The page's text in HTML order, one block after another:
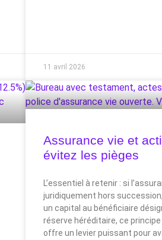
11 avril 2026
Assurance vie et
évitez les pièges
L’essentiel à retenir : si
juridiquement hors
un capital au bénéficiaire
réserve héréditaire, ce
offre un levier puissant pour